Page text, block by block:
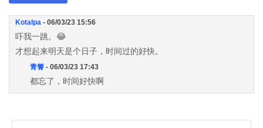
Kotalpa - 06/03/23 15:56
吓我一跳。😂
才想起来明天是个日子，时间过的好快。
青箐 - 06/03/23 17:43
都忘了，时间好快啊